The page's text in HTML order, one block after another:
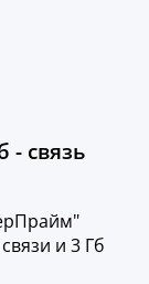
- связь
и 3 Гб